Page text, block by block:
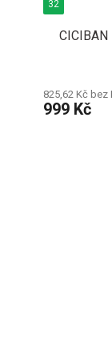
825,62 Kč bez
999 Kč
32